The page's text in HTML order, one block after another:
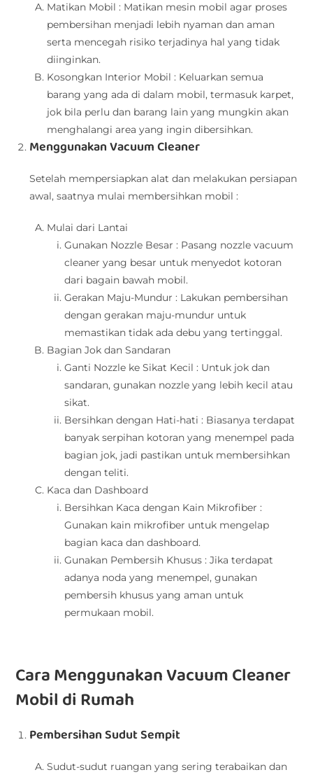
Matikan Mobil : Matikan mesin mobil agar proses
pembersihan menjadi lebih nyaman dan aman
serta mencegah risiko terjadinya hal yang tidak
diinginkan.
Kosongkan Interior Mobil : Keluarkan semua
barang yang ada di dalam mobil, termasuk karpet,
jok bila perlu dan barang lain yang mungkin akan
menghalangi area yang ingin dibersihkan.
Menggunakan Vacuum Cleaner
Setelah mempersiapkan alat dan melakukan persiapan
awal, saatnya mulai membersihkan mobil :
Mulai dari Lantai
Gunakan Nozzle Besar : Pasang nozzle vacuum
cleaner yang besar untuk menyedot kotoran
dari bagain bawah mobil.
Gerakan Maju-Mundur : Lakukan pembersihan
dengan gerakan maju-mundur untuk
memastikan tidak ada debu yang tertinggal.
Bagian Jok dan Sandaran
Ganti Nozzle ke Sikat Kecil : Untuk jok dan
sandaran, gunakan nozzle yang lebih kecil atau
sikat.
Bersihkan dengan Hati-hati : Biasanya terdapat
banyak serpihan kotoran yang menempel pada
bagian jok, jadi pastikan untuk membersihkan
dengan teliti.
Kaca dan Dashboard
Bersihkan Kaca dengan Kain Mikrofiber :
Gunakan kain mikrofiber untuk mengelap
bagian kaca dan dashboard.
Gunakan Pembersih Khusus : Jika terdapat
adanya noda yang menempel, gunakan
pembersih khusus yang aman untuk
permukaan mobil.
Cara Menggunakan Vacuum Cleaner
Mobil di Rumah
Pembersihan Sudut Sempit
Sudut-sudut ruangan yang sering terabaikan dan